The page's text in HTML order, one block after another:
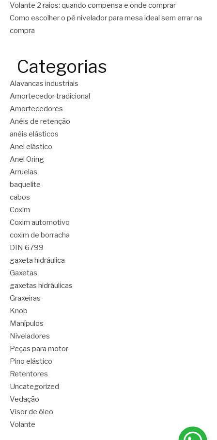
Volante 2 raios: quando compensa e onde comprar
Como escolher o pé nivelador para mesa ideal sem errar na
compra
Categorias
Alavancas industriais
Amortecedor tradicional
Amortecedores
Anéis de retenção
anéis elásticos
Anel elástico
Anel Oring
Arruelas
baquelite
cabos
Coxim
Coxim automotivo
coxim de borracha
DIN 6799
gaxeta hidráulica
Gaxetas
gaxetas hidráulicas
Graxeiras
Knob
Manípulos
Niveladores
Peças para motor
Pino elástico
Retentores
Uncategorized
Vedação
Visor de óleo
Volante